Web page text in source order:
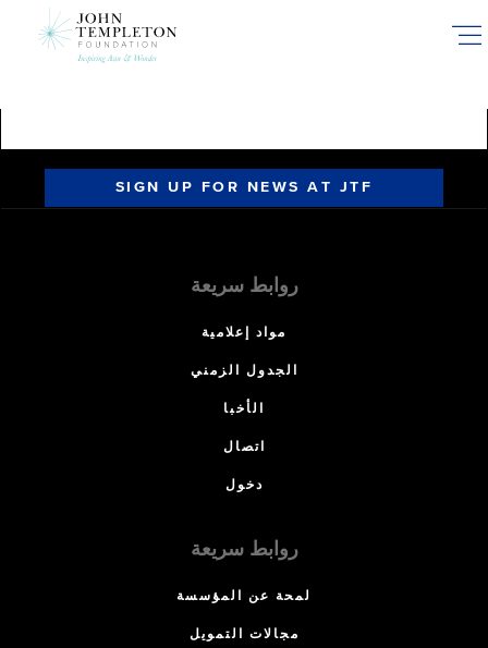
SIGN UP FOR NEWS AT JTF
روابط سريعة
مواد إعلامية
الجدول الزمني
الأخبا
اتصال
دخول
روابط سريعة
لمحة عن المؤسسة
مجالات التمويل